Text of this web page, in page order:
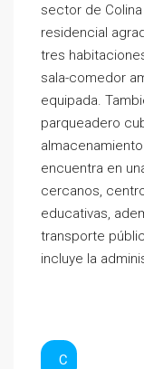
sector de
residencial
tres
sala-comedor
equipada.
parqueadero
encuentra en
cercanos,
educativas,
transporte
incluye la
C